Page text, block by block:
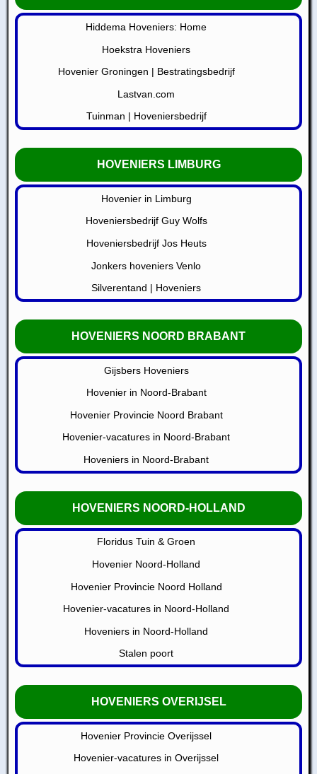
Hiddema Hoveniers: Home
Hoekstra Hoveniers
Hovenier Groningen | Bestratingsbedrijf
Lastvan.com
Tuinman | Hoveniersbedrijf
HOVENIERS LIMBURG
Hovenier in Limburg
Hoveniersbedrijf Guy Wolfs
Hoveniersbedrijf Jos Heuts
Jonkers hoveniers Venlo
Silverentand | Hoveniers
HOVENIERS NOORD BRABANT
Gijsbers Hoveniers
Hovenier in Noord-Brabant
Hovenier Provincie Noord Brabant
Hovenier-vacatures in Noord-Brabant
Hoveniers in Noord-Brabant
HOVENIERS NOORD-HOLLAND
Floridus Tuin & Groen
Hovenier Noord-Holland
Hovenier Provincie Noord Holland
Hovenier-vacatures in Noord-Holland
Hoveniers in Noord-Holland
Stalen poort
HOVENIERS OVERIJSEL
Hovenier Provincie Overijssel
Hovenier-vacatures in Overijssel